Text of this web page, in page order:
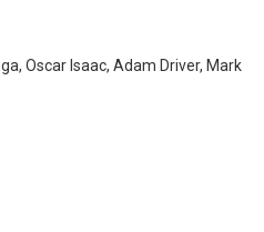
Oscar Isaac, Adam Driver, Mark